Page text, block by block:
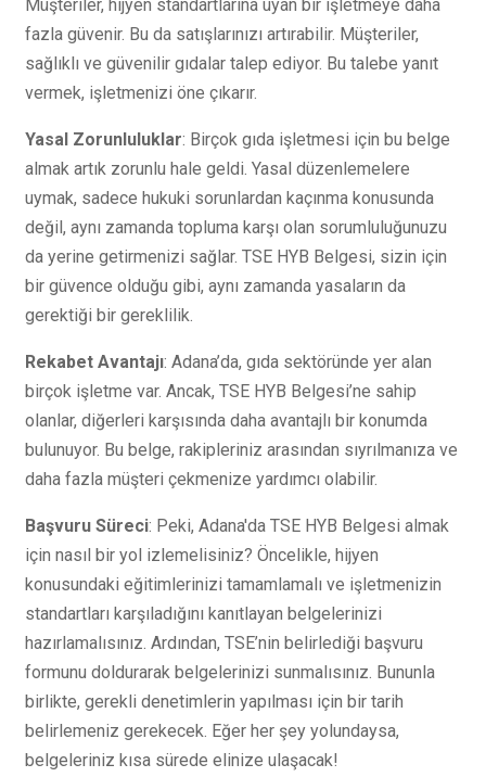
Müşteriler, hijyen standartlarına uyan bir işletmeye daha
fazla güvenir. Bu da satışlarınızı artırabilir. Müşteriler,
sağlıklı ve güvenilir gıdalar talep ediyor. Bu talebe yanıt
vermek, işletmenizi öne çıkarır.
Yasal Zorunluluklar: Birçok gıda işletmesi için bu belge
almak artık zorunlu hale geldi. Yasal düzenlemelere
uymak, sadece hukuki sorunlardan kaçınma konusunda
değil, aynı zamanda topluma karşı olan sorumluluğunuzu
da yerine getirmenizi sağlar. TSE HYB Belgesi, sizin için
bir güvence olduğu gibi, aynı zamanda yasaların da
gerektiği bir gereklilik.
Rekabet Avantajı: Adana’da, gıda sektöründe yer alan
birçok işletme var. Ancak, TSE HYB Belgesi’ne sahip
olanlar, diğerleri karşısında daha avantajlı bir konumda
bulunuyor. Bu belge, rakipleriniz arasından sıyrılmanıza ve
daha fazla müşteri çekmenize yardımcı olabilir.
Başvuru Süreci: Peki, Adana'da TSE HYB Belgesi almak
için nasıl bir yol izlemelisiniz? Öncelikle, hijyen
konusundaki eğitimlerinizi tamamlamalı ve işletmenizin
standartları karşıladığını kanıtlayan belgelerinizi
hazırlamalısınız. Ardından, TSE’nin belirlediği başvuru
formunu doldurarak belgelerinizi sunmalısınız. Bununla
birlikte, gerekli denetimlerin yapılması için bir tarih
belirlemeniz gerekecek. Eğer her şey yolundaysa,
belgeleriniz kısa sürede elinize ulaşacak!